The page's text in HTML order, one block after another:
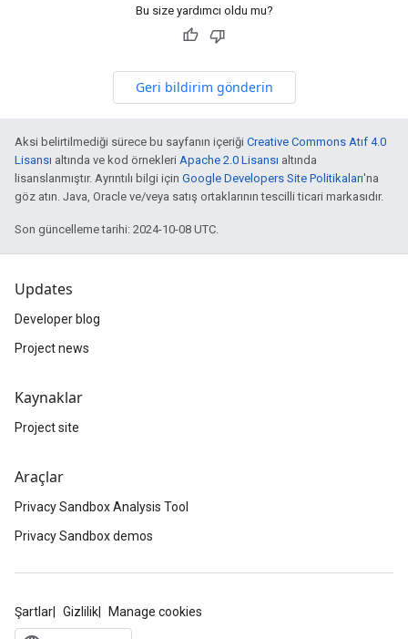
Bu size yardımcı oldu mu?
Geri bildirim gönderin
Aksi belirtilmediği sürece bu sayfanın içeriği Creative Commons Atıf 4.0
Lisansı altında ve kod örnekleri Apache 2.0 Lisansı altında
lisanslanmıştır. Ayrıntılı bilgi için Google Developers Site Politikaları'na
göz atın. Java, Oracle ve/veya satış ortaklarının tescilli ticari markasıdır.
Son güncelleme tarihi: 2024-10-08 UTC.
Updates
Developer blog
Project news
Kaynaklar
Project site
Araçlar
Privacy Sandbox Analysis Tool
Privacy Sandbox demos
Şartlar Gizlilik Manage cookies